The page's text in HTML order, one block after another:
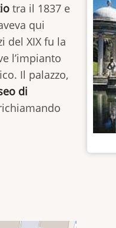
tra il 1837 e
qui
del XIX fu la
l’impianto
Il palazzo,
di